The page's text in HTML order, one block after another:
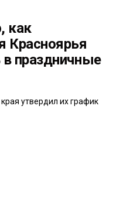
как
Красноярья
в праздничные
утвердил их график